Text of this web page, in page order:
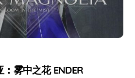
雾中之花 ENDER